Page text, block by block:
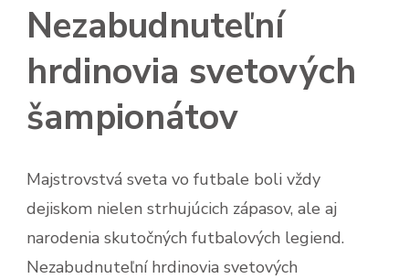
Nezabudnuteľní
hrdinovia svetových
šampionátov
Majstrovstvá sveta vo futbale boli vždy
dejiskom nielen strhujúcich zápasov, ale aj
narodenia skutočných futbalových legiend.
Nezabudnuteľní hrdinovia svetových